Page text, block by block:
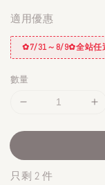
適用優惠
✿7/31～8/9✿全站任
數量
只剩 2 件